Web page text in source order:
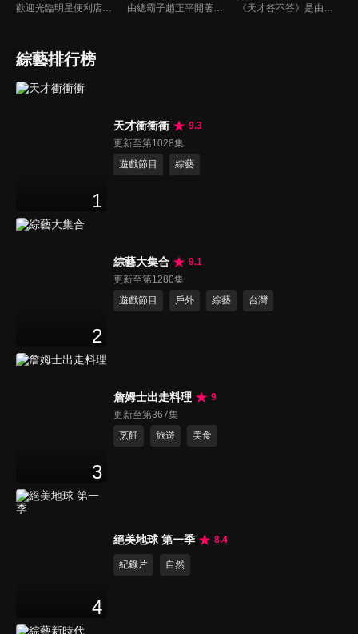
歡迎光臨明星便利店！你覺得便利店裡面有什麼？關東煮？茶葉蛋？還是讓你尖叫的大明星？一家擁有明星的便利店，到底有多稀奇，你會不會想要光臨呢？ 由總霸子趙正平開著計程車在街頭隨機找尋搭車路人，進行機智問答，如果十題答對就可以拿走金元寶！如果沒有答對，就把當前獎金減一個0然後發放！另外節目中總霸子趙正平還會帶我們遍尋美食名景。 《天才答不答》是由吳宗憲和吳怡霈共同主持的益智節目。節目設立高額的獎金來考驗藝人們真實的人性，同時將題目立體化，讓你身歷其境去冒險答題。更有哪些出乎意料的處罰，讓藝人羞愧的不想再答錯！一個最接近「人性」與「真實」的益智節目，現在就讓吳宗憲帶你輕鬆玩轉知識。
綜藝排行榜
1
天才衝衝衝
9.3
更新至第1028集
遊戲節目
綜藝
2
綜藝大集合
9.1
更新至第1280集
遊戲節目
戶外 綜藝 台灣
3
詹姆士出走料理
9
更新至第367集
烹飪
旅遊 美食
4
絕美地球 第一季 8.4
紀錄片 自然